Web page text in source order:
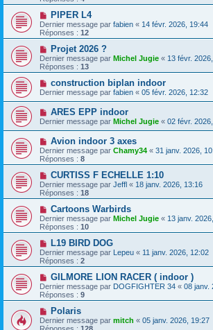
PIPER L4
Dernier message par fabien « 14 févr. 2026, 19:44
Réponses : 12
Projet 2026 ?
Dernier message par Michel Jugie « 13 févr.
Réponses : 13
construction biplan indoor
Dernier message par fabien « 05 févr. 2026, 12:32
ARES EPP indoor
Dernier message par Michel Jugie « 02 févr.
Avion indoor 3 axes
Dernier message par Chamy34 « 31 janv. 2026,
Réponses : 8
CURTISS F ECHELLE 1:10
Dernier message par Jeffl « 18 janv. 2026, 13:16
Réponses : 18
Cartoons Warbirds
Dernier message par Michel Jugie « 13 janv.
Réponses : 10
L19 BIRD DOG
Dernier message par Lepeu « 11 janv. 2026, 12:02
Réponses : 2
GILMORE LION RACER ( indoor )
Dernier message par DOGFIGHTER 34 « 08 janv.
Réponses : 9
Polaris
Dernier message par mitch « 05 janv. 2026, 19:27